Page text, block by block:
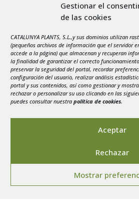
Gestionar el
de las cookies
CATALUNYA PLANTS, S.L.,y sus dominios utilizan
(pequeños archivos de información que el servidor
accede a la página) que almacenan y recuperan
la finalidad de garantizar el correcto
preservar la seguridad del portal, recordar
configuración del usuario, realizar análisis
portal y sus contenidos, así como gestionar y
rechazar o personalizar su uso clicando en las
puedes consultar nuestra política de cookies.
Aceptar
Rechazar
Mostrar
agosto 2026
3
4 5 6 7
10
11 12 13 14
17
18 19 20 21
24
25 26 27
31